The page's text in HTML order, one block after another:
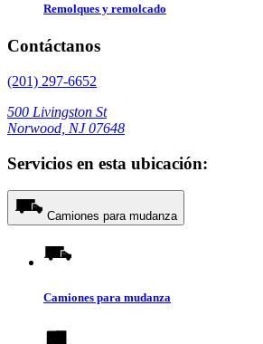
Remolques y remolcado
Contáctanos
(201) 297-6652
500 Livingston St
Norwood, NJ 07648
Servicios en esta ubicación:
Camiones para mudanza
Camiones para mudanza